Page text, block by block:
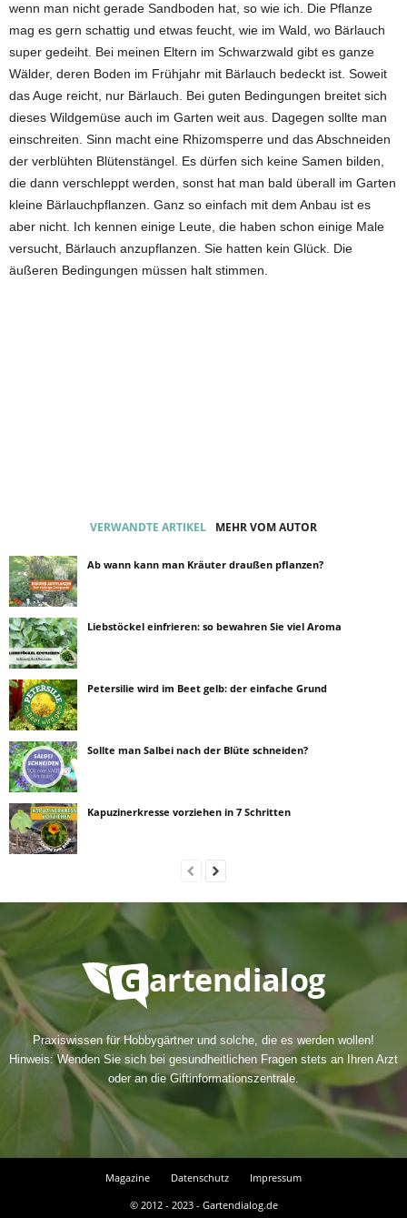
wenn man nicht gerade Sandboden hat, so wie ich. Die Pflanze
mag es gern schattig und etwas feucht, wie im Wald, wo Bärlauch
super gedeiht. Bei meinen Eltern im Schwarzwald gibt es ganze
Wälder, deren Boden im Frühjahr mit Bärlauch bedeckt ist. Soweit
das Auge reicht, nur Bärlauch. Bei guten Bedingungen breitet sich
dieses Wildgemüse auch im Garten weit aus. Dagegen sollte man
einschreiten. Sinn macht eine Rhizomsperre und das Abschneiden
der verblühten Blütenstängel. Es dürfen sich keine Samen bilden,
die dann verschleppt werden, sonst hat man bald überall im Garten
kleine Bärlauchpflanzen. Ganz so einfach mit dem Anbau ist es
aber nicht. Ich kennen einige Leute, die haben schon einige Male
versucht, Bärlauch anzupflanzen. Sie hatten kein Glück. Die
äußeren Bedingungen müssen halt stimmen.
VERWANDTE ARTIKEL MEHR VOM AUTOR
Ab wann kann man Kräuter draußen pflanzen?
Liebstöckel einfrieren: so bewahren Sie viel Aroma
Petersilie wird im Beet gelb: der einfache Grund
Sollte man Salbei nach der Blüte schneiden?
Kapuzinerkresse vorziehen in 7 Schritten
Praxiswissen für Hobbygärtner und solche, die es werden wollen!
Hinweis: Wenden Sie sich bei gesundheitlichen Fragen stets an Ihren Arzt
oder an die Giftinformationszentrale.
Magazine Datenschutz
Impressum
© 2012 - 2023 - Gartendialog.de